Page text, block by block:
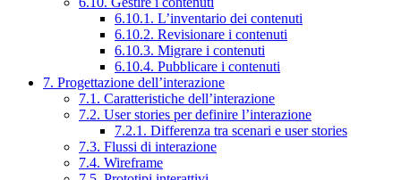
6.10.1. L’inventario dei contenuti
6.10.2. Revisionare i contenuti
6.10.3. Migrare i contenuti
6.10.4. Pubblicare i contenuti
7. Progettazione dell’interazione
7.1. Caratteristiche dell’interazione
7.2. User stories per definire l’interazione
7.2.1. Differenza tra scenari e user stories
7.3. Flussi di interazione
7.4. Wireframe